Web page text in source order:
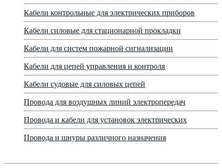
Кабели контрольные для электрических приборов
Кабели силовые для стационарной прокладки
Кабели для систем пожарной сигнализации
Кабели для цепей управления и контроля
Кабели судовые для силовых цепей
Провода для воздушных линий электропередач
Провода и кабели для установок электрических
Провода и шнуры различного назначения